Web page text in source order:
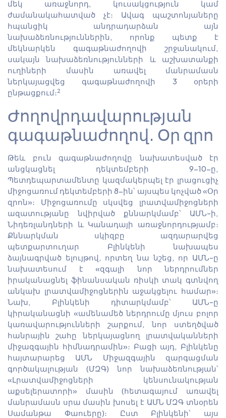
մեկ առաջնորդ, կուսակցություն կամ
ժամանակահատված չէ։ Ավագ պաշտոնյաները
հպանցիկ անդրադարձան այն
նախաձեռնություններին, որոնք պետք է
մեկնարկեն գագաթնաժողովի շրջանակում,
սակայն նախաձեռնությունների և աշխատանքի
ուղիների մասին առավել մանրամասն
ներկայացվեց գագաթնաժողովի 3 օրերի
ընթացքում։2
Ժողովրդավարության
գագաթնաժողով. Օր զրո
Թեև բուն գագաթնաժողովը նախատեսված էր
անցկացնել դեկտեմբերի 9-10-ը,
Պետդեպարտամենտը կազմակերպել էր լրացուցիչ
միջոցառում դեկտեմբերի 8-ին՝ այսպես կոչված «Օր
զրոն»։ Միջոցառումը սկսվեց լրատվամիջոցների
ազատությանը նվիրված քննարկմամբ՝ ԱՄՆ-ի,
Նիդեռլանդների և Կանադայի առաջնորդությամբ։
Քննարկման սկիզբը ազդարարվեց
պետքարտուղար Բլինկենի նախապես
ձայնագրված ելույթով, որտեղ նա նշեց, որ ԱՄՆ-ը
նախատեսում է «զգալի նոր ներդրումներ
իրականացնել ֆինանսական ռիսկի տակ գտնվող
անկախ լրատվամիջոցներին աջակցելու համար»։
Նախ, Բլինկենի դիտարկմամբ՝ ԱՄՆ-ը
կիրականացնի «ամենամեծ ներդրումը մյուս բոլոր
կառավարությունների շարքում, նոր ստեղծված
հանրային շահը ներկայացնող լրատվականների
միջազգային հիմնադրամին»։ Բացի այդ, Բլինկենը
հայտարարեց ԱՄՆ Միջազգային զարգացման
գործակալության (ՄԶԳ) նոր նախաձեռնության՝
«Լրատվամիջոցների կենսունակության
աքսելերատորի» մասին (հետագայում առավել
մանրամասն սրա մասին խոսել է ԱՄՆ ՄԶԳ տնօրեն
Սամանթա Փաուերը)։ Ըստ Բլինկենի՝ այս